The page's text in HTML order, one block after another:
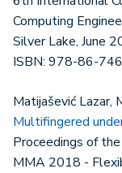
Computing
Silver Lake, June
ISBN: 978-86-
Matijašević Lazar,
Multifingered
Proceedings of
MMA 2018 -